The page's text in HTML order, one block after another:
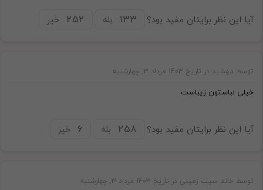
آیا این نظر برایتان مفید بود؟
توسط مهشید در تاریخ 1403 مرداد 3, چهارشنبه
خیلی لباستون زیباست
آیا این نظر برایتان مفید بود؟
توسط خانم سیب زمینی در تاریخ 1403 مرداد 3, چهارشنبه